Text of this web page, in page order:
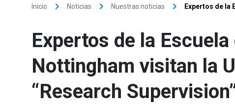
Inicio keyboard_arrow_right Noticias keyboard_arrow_right Nuestras noticias keyboard_arrow_right Expertos de la
Expertos de la
Nottingham visitan la
“Research